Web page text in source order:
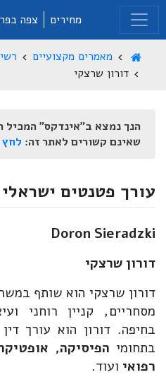
מחירים צפה
מאמרים מקצועיים
דורון שרצקי
הנך נמצא ב"אינדקס" המכיל
שאינם קשורים לאתר זה:
עורך פטנטים
Doron Sieradzki
דורון שרצקי
דורון שרצקי הוא שותף
מסחריים, קניין רוחני
בחיפה. דורון הוא עורך
בתחומי הפיסיקה,
רפואי ועוד.